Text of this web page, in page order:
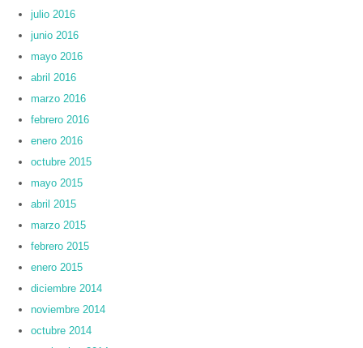
julio 2016
junio 2016
mayo 2016
abril 2016
marzo 2016
febrero 2016
enero 2016
octubre 2015
mayo 2015
abril 2015
marzo 2015
febrero 2015
enero 2015
diciembre 2014
noviembre 2014
octubre 2014